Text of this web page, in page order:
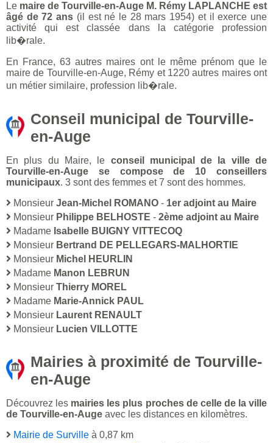
Le maire de Tourville-en-Auge M. Rémy LAPLANCHE est
âgé de 72 ans (il est né le 28 mars 1954) et il exerce une
activité qui est classée dans la catégorie profession
lib�rale.
En France, 63 autres maires ont le même prénom que le
maire de Tourville-en-Auge, Rémy et 1220 autres maires ont
un métier similaire, profession lib�rale.
Conseil municipal de Tourville-
en-Auge
En plus du Maire, le conseil municipal de la ville de
Tourville-en-Auge se compose de 10 conseillers
municipaux. 3 sont des femmes et 7 sont des hommes.
Monsieur Jean-Michel ROMANO - 1er adjoint au Maire
Monsieur Philippe BELHOSTE - 2ème adjoint au Maire
Madame Isabelle BUIGNY VITTECOQ
Monsieur Bertrand DE PELLEGARS-MALHORTIE
Monsieur Michel HEURLIN
Madame Manon LEBRUN
Monsieur Thierry MOREL
Madame Marie-Annick PAUL
Monsieur Laurent RENAULT
Monsieur Lucien VILLOTTE
Mairies à proximité de Tourville-
en-Auge
Découvrez les mairies les plus proches de celle de la ville
de Tourville-en-Auge avec les distances en kilomètres.
Mairie de Surville à 0,87 km